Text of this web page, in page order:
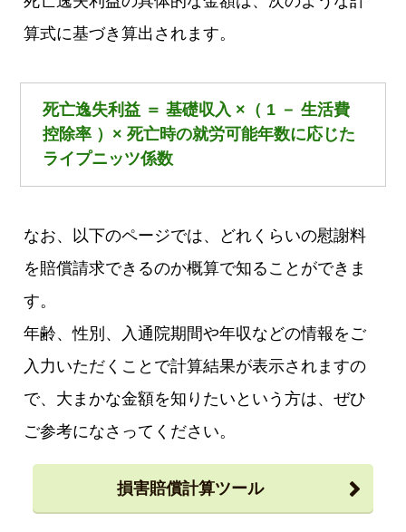
算式に基づき算出されます。
死亡逸失利益 ＝ 基礎収入 ×（ 1 － 生活費
控除率 ）× 死亡時の就労可能年数に応じた
ライプニッツ係数
なお、以下のページでは、どれくらいの慰謝料
を賠償請求できるのか概算で知ることができま
す。
年齢、性別、入通院期間や年収などの情報をご
入力いただくことで計算結果が表示されますの
で、大まかな金額を知りたいという方は、ぜひ
ご参考になさってください。
損害賠償計算ツール